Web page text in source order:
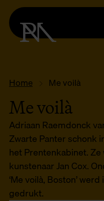
Home Me voilà
Me voilà
Adriaan Raemdonck
Zwarte Panter schonk
het Prentenkabinet. Ze
kunstenaar Jan Cox.
‘Me voilà, Boston’
gedrukt.